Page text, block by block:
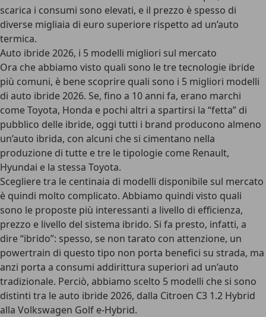
scarica i consumi sono elevati, e il prezzo è spesso di
diverse migliaia di euro superiore rispetto ad un’auto
termica.
Auto ibride 2026, i 5 modelli migliori sul mercato
Ora che abbiamo visto quali sono le tre tecnologie ibride
più comuni, è bene scoprire quali sono i 5 migliori modelli
di auto ibride 2026. Se, fino a 10 anni fa, erano marchi
come Toyota, Honda e pochi altri a spartirsi la “fetta” di
pubblico delle ibride, oggi tutti i brand producono almeno
un’auto ibrida, con alcuni che si cimentano nella
produzione di tutte e tre le tipologie come Renault,
Hyundai e la stessa Toyota.
Scegliere tra le centinaia di modelli disponibile sul mercato
è quindi molto complicato. Abbiamo quindi visto quali
sono le proposte più interessanti a livello di efficienza,
prezzo e livello del sistema ibrido. Si fa presto, infatti, a
dire “ibrido”: spesso, se non tarato con attenzione, un
powertrain di questo tipo non porta benefici su strada, ma
anzi porta a consumi addirittura superiori ad un’auto
tradizionale. Perciò, abbiamo scelto 5 modelli che si sono
distinti tra le auto ibride 2026, dalla Citroen C3 1.2 Hybrid
alla Volkswagen Golf e-Hybrid.